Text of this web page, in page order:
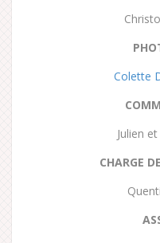
Colette
Julien
CHARGE